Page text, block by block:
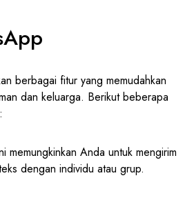
berbagai fitur yang memudahkan
dan keluarga. Berikut beberapa
memungkinkan Anda untuk mengirim
dengan individu atau grup.